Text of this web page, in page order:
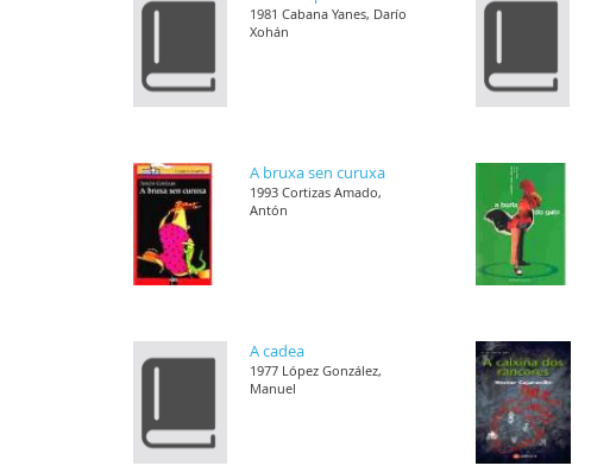
1981 Cabana Yanes, Darío
Xohán
A bruxa sen curuxa
1993 Cortizas Amado,
Antón
A cadea
1977 López González,
Manuel